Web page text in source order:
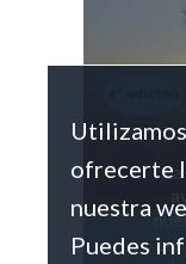
ofrecerte
nuestra
Puedes